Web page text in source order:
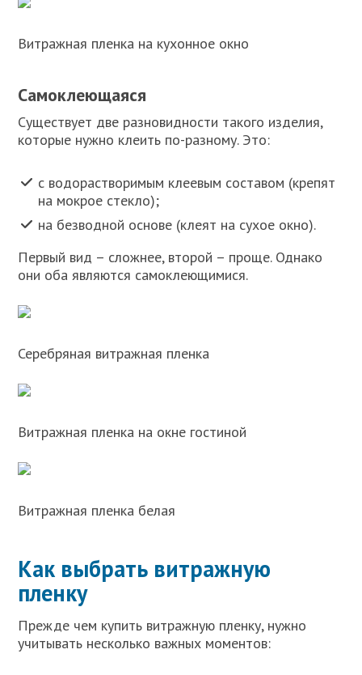
Витражная пленка на кухонное окно
Самоклеющаяся
Существует две разновидности такого изделия,
которые нужно клеить по-разному. Это:
с водорастворимым клеевым составом (крепят
на мокрое стекло);
на безводной основе (клеят на сухое окно).
Первый вид – сложнее, второй – проще. Однако
они оба являются самоклеющимися.
Серебряная витражная пленка
Витражная пленка на окне гостиной
Витражная пленка белая
Как выбрать витражную
пленку
Прежде чем купить витражную пленку, нужно
учитывать несколько важных моментов: